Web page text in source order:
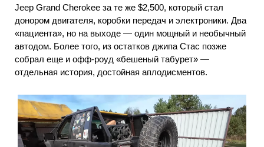
Jeep Grand Cherokee за те же $2,500, который стал
донором двигателя, коробки передач и электроники. Два
«пациента», но на выходе — один мощный и необычный
автодом. Более того, из остатков джипа Стас позже
собрал еще и офф-роуд «бешеный табурет» —
отдельная история, достойная аплодисментов.